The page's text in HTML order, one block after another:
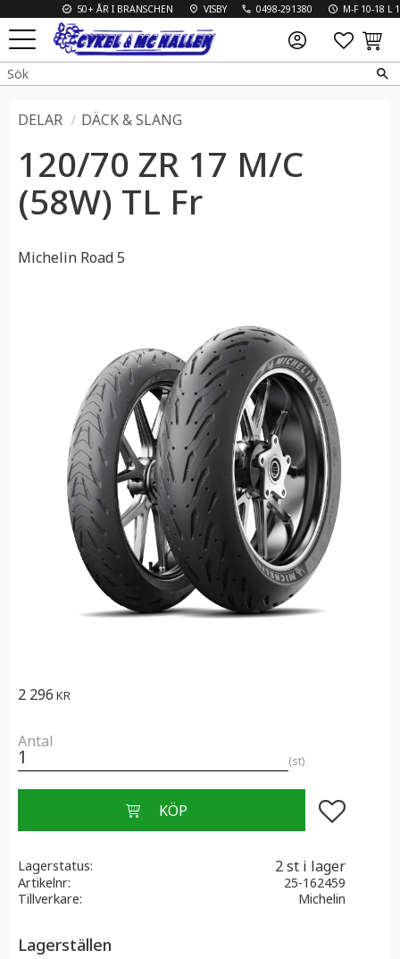
Meny
50+ ÅR I BRANSCHEN VISBY 0498-291380 M-F 10-18 L 10-
DELAR DÄCK & SLANG
120/70 ZR 17 M/C
(58W) TL Fr
Michelin Road 5
2 296 KR
Antal
st
Lägg till i
Lagerstatus 2 st i lager
Artikelnr
25-162459
Tillverkare
Michelin
Lagerställen